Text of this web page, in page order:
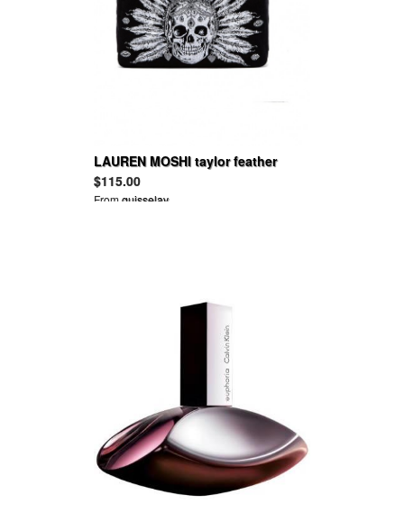
LAUREN MOSHI taylor feather
chain skull canvas tote bag
$115.00
Fromguisselav